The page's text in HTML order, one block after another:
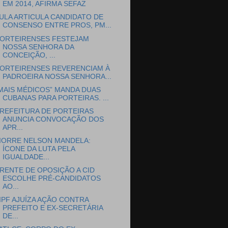
EM 2014, AFIRMA SEFAZ
ARTICULA CANDIDATO DE
CONSENSO ENTRE PROS, PM...
FESTEJAM
NOSSA SENHORA DA
CONCEIÇÃO, ...
REVERENCIAM À
PADROEIRA NOSSA SENHORA...
MÉDICOS” MANDA DUAS
CUBANAS PARA PORTEIRAS. ...
DE PORTEIRAS
ANUNCIA CONVOCAÇÃO DOS
APR...
NELSON MANDELA:
ÍCONE DA LUTA PELA
IGUALDADE...
DE OPOSIÇÃO A CID
ESCOLHE PRÉ-CANDIDATOS
AO...
AJUÍZA AÇÃO CONTRA
PREFEITO E EX-SECRETÁRIA
DE...